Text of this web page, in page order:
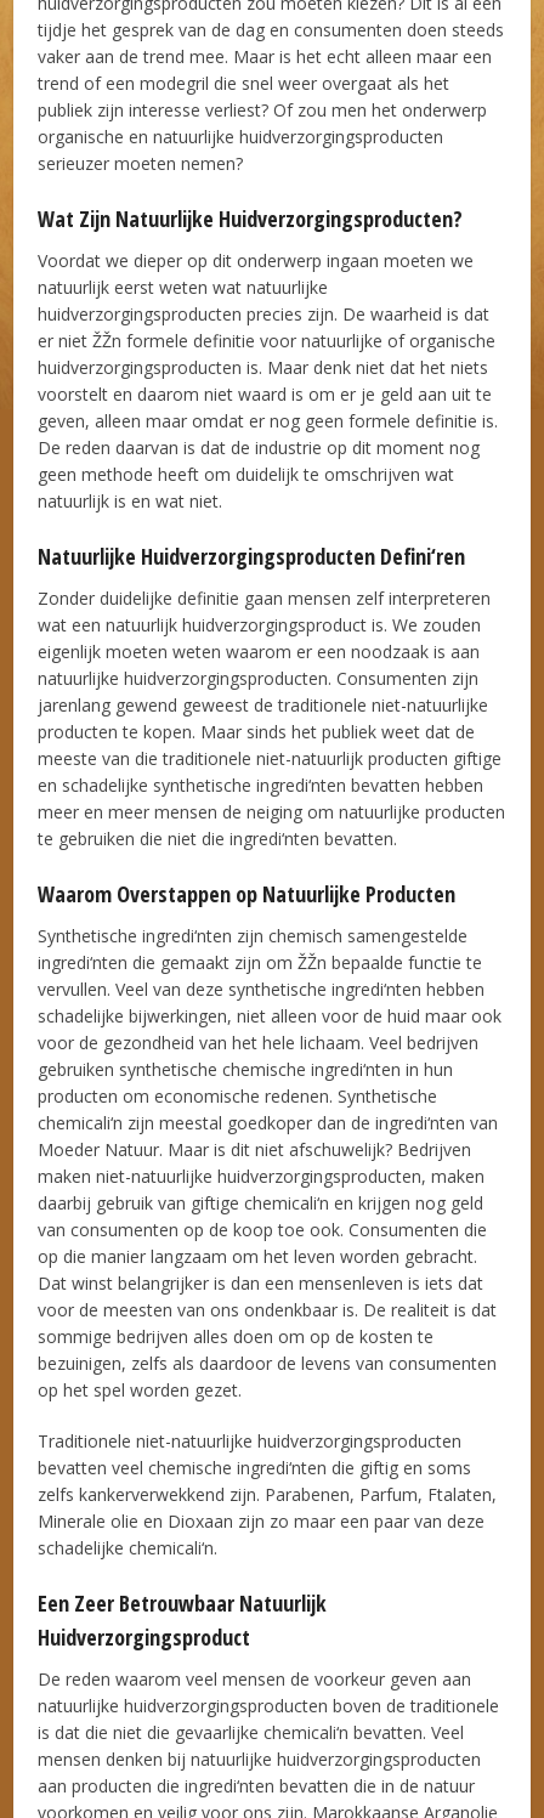
tijdje het gesprek van de dag en consumenten doen steeds
vaker aan de trend mee. Maar is het echt alleen maar een
trend of een modegril die snel weer overgaat als het
publiek zijn interesse verliest? Of zou men het onderwerp
organische en natuurlijke huidverzorgingsproducten
serieuzer moeten nemen?
Wat Zijn Natuurlijke Huidverzorgingsproducten?
Voordat we dieper op dit onderwerp ingaan moeten we
natuurlijk eerst weten wat natuurlijke
huidverzorgingsproducten precies zijn. De waarheid is dat
er niet ŽŽn formele definitie voor natuurlijke of organische
huidverzorgingsproducten is. Maar denk niet dat het niets
voorstelt en daarom niet waard is om er je geld aan uit te
geven, alleen maar omdat er nog geen formele definitie is.
De reden daarvan is dat de industrie op dit moment nog
geen methode heeft om duidelijk te omschrijven wat
natuurlijk is en wat niet.
Natuurlijke Huidverzorgingsproducten Defini‘ren
Zonder duidelijke definitie gaan mensen zelf interpreteren
wat een natuurlijk huidverzorgingsproduct is. We zouden
eigenlijk moeten weten waarom er een noodzaak is aan
natuurlijke huidverzorgingsproducten. Consumenten zijn
jarenlang gewend geweest de traditionele niet-natuurlijke
producten te kopen. Maar sinds het publiek weet dat de
meeste van die traditionele niet-natuurlijk producten giftige
en schadelijke synthetische ingredi‘nten bevatten hebben
meer en meer mensen de neiging om natuurlijke producten
te gebruiken die niet die ingredi‘nten bevatten.
Waarom Overstappen op Natuurlijke Producten
Synthetische ingredi‘nten zijn chemisch samengestelde
ingredi‘nten die gemaakt zijn om ŽŽn bepaalde functie te
vervullen. Veel van deze synthetische ingredi‘nten hebben
schadelijke bijwerkingen, niet alleen voor de huid maar ook
voor de gezondheid van het hele lichaam. Veel bedrijven
gebruiken synthetische chemische ingredi‘nten in hun
producten om economische redenen. Synthetische
chemicali‘n zijn meestal goedkoper dan de ingredi‘nten van
Moeder Natuur. Maar is dit niet afschuwelijk? Bedrijven
maken niet-natuurlijke huidverzorgingsproducten, maken
daarbij gebruik van giftige chemicali‘n en krijgen nog geld
van consumenten op de koop toe ook. Consumenten die
op die manier langzaam om het leven worden gebracht.
Dat winst belangrijker is dan een mensenleven is iets dat
voor de meesten van ons ondenkbaar is. De realiteit is dat
sommige bedrijven alles doen om op de kosten te
bezuinigen, zelfs als daardoor de levens van consumenten
op het spel worden gezet.
Traditionele niet-natuurlijke huidverzorgingsproducten
bevatten veel chemische ingredi‘nten die giftig en soms
zelfs kankerverwekkend zijn. Parabenen, Parfum, Ftalaten,
Minerale olie en Dioxaan zijn zo maar een paar van deze
schadelijke chemicali‘n.
Een Zeer Betrouwbaar Natuurlijk
Huidverzorgingsproduct
De reden waarom veel mensen de voorkeur geven aan
natuurlijke huidverzorgingsproducten boven de traditionele
is dat die niet die gevaarlijke chemicali‘n bevatten. Veel
mensen denken bij natuurlijke huidverzorgingsproducten
aan producten die ingredi‘nten bevatten die in de natuur
voorkomen en veilig voor ons zijn. Marokkaanse Arganolie